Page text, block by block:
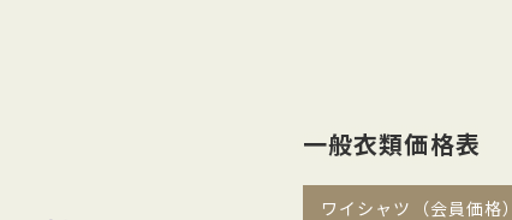
一般衣類価格表
ワイシャツ（会員価格）